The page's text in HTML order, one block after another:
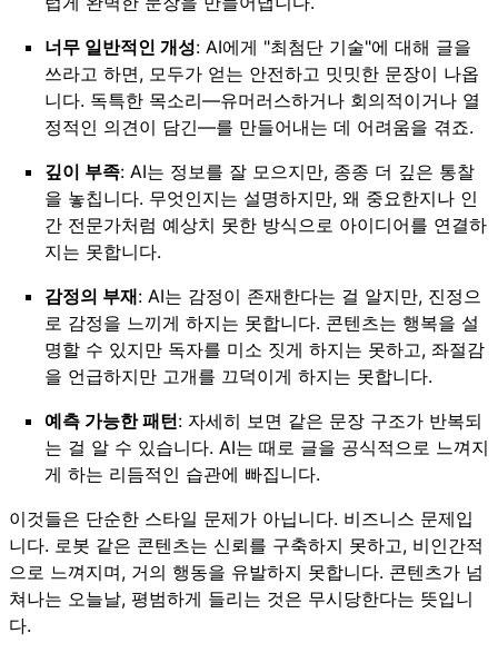
너무 일반적인 개성: AI에게 "최첨단 기술"에 대해 글을
쓰라고 하면, 모두가 얻는 안전하고 밋밋한 문장이 나옵
니다. 독특한 목소리—유머러스하거나 회의적이거나 열
정적인 의견이 담긴—를 만들어내는 데 어려움을 겪죠.
깊이 부족: AI는 정보를 잘 모으지만, 종종 더 깊은 통찰
을 놓칩니다. 무엇인지는 설명하지만, 왜 중요한지나 인
간 전문가처럼 예상치 못한 방식으로 아이디어를 연결하
지는 못합니다.
감정의 부재: AI는 감정이 존재한다는 걸 알지만, 진정으
로 감정을 느끼게 하지는 못합니다. 콘텐츠는 행복을 설
명할 수 있지만 독자를 미소 짓게 하지는 못하고, 좌절감
을 언급하지만 고개를 끄덕이게 하지는 못합니다.
예측 가능한 패턴: 자세히 보면 같은 문장 구조가 반복되
는 걸 알 수 있습니다. AI는 때로 글을 공식적으로 느껴지
게 하는 리듬적인 습관에 빠집니다.
이것들은 단순한 스타일 문제가 아닙니다. 비즈니스 문제입
니다. 로봇 같은 콘텐츠는 신뢰를 구축하지 못하고, 비인간적
으로 느껴지며, 거의 행동을 유발하지 못합니다. 콘텐츠가 넘
쳐나는 오늘날, 평범하게 들리는 것은 무시당한다는 뜻입니
다.